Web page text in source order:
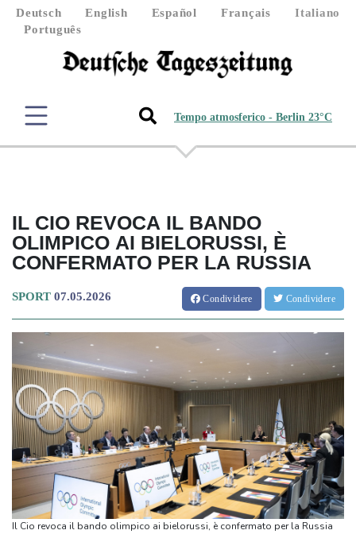
Deutsch English Español Français
Italiano
Português
Tempo atmosferico - Berlin 23°C
IL CIO REVOCA IL BANDO
OLIMPICO AI BIELORUSSI, È
CONFERMATO PER LA RUSSIA
SPORT 07.05.2026 Condividere Condividere
Il Cio revoca il bando olimpico ai bielorussi, è confermato per la Russia